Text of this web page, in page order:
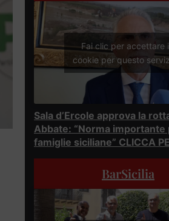
Fai clic per accettare i
cookie per questo
Sala d’Ercole approva la
Abbate: “Norma importante
famiglie siciliane” CLICCA
BarSicilia